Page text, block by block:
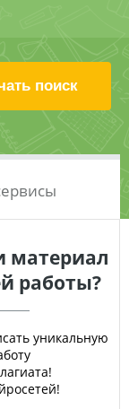
материал
работы?
уникальную